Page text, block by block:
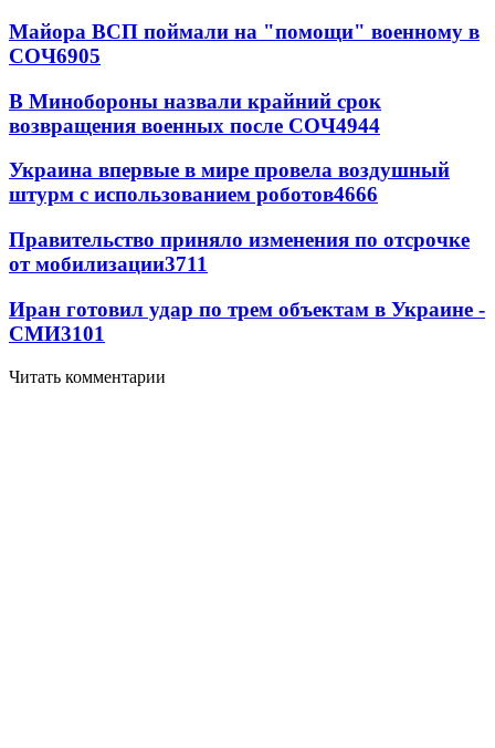
Майора ВСП поймали на "помощи" военному в
СОЧ6905
В Минобороны назвали крайний срок
возвращения военных после СОЧ4944
Украина впервые в мире провела воздушный
штурм с использованием роботов4666
Правительство приняло изменения по отсрочке
от мобилизации3711
Иран готовил удар по трем объектам в Украине -
СМИ3101
Читать комментарии